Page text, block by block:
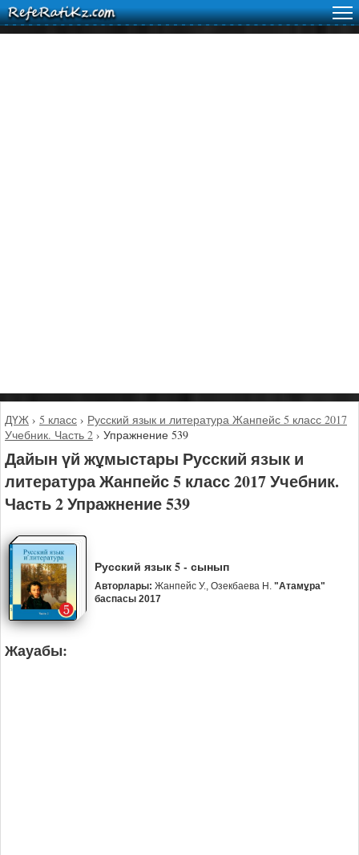
ДҮЖ › 5 класс › Русский язык и литература Жанпейс 5 класс 2017
Учебник. Часть 2 › Упражнение 539
Дайын үй жұмыстары Русский язык и
литература Жанпейс 5 класс 2017 Учебник.
Часть 2 Упражнение 539
Русский язык 5 - сынып
Авторлары: Жанпейс У., Озекбаева Н. "Атамұра"
баспасы 2017
Жауабы: